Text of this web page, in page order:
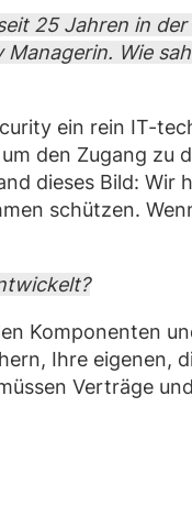
25 Jahren in
Wie
ein rein IT-
den Zugang zu
dieses Bild: Wir
schützen.
Komponenten
Ihre eigenen,
Verträge